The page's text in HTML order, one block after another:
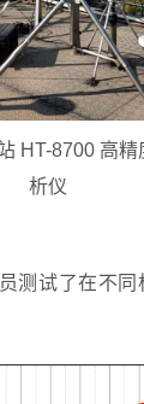
HT-8700 高精
析仪
测试了在不同